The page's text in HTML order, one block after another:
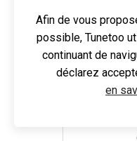
Afin de vous
possible, Tunetoo
continuant de
déclarez
en